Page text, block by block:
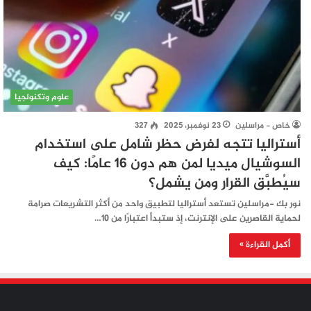
علوم وتكنولجيا
خاص - مراسلين 23 نوفمبر، 2025 327
أستراليا تتجه لفرض حظر شامل على استخدام
السوشيال ميديا لمن هم دون 16 عامًا: كيف
سيُطبَّق القرار ومن يشمل؟
نور بك -مراسلين تستعد أستراليا لتطبيق واحد من أكثر التشريعات صرامة
لحماية القاصرين على الإنترنت، إذ ستبدأ اعتبارًا من 10…
أكمل القراءة »